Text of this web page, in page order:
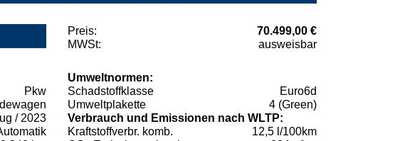
Preis:
70.499,00 €
MWSt:
ausweisbar
Pkw
/ 2023
Umweltnormen:
Schadstoffklasse
Euro6d
Umweltplakette
4 (Green)
Verbrauch und Emissionen nach WLTP:
Kraftstoffverbr. komb.
12,5 l/100km